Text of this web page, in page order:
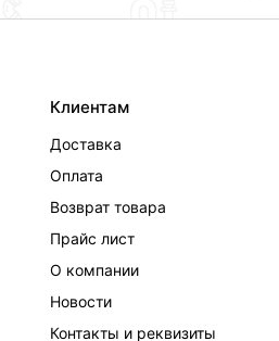
Клиентам
Доставка
Оплата
Возврат товара
Прайс лист
О компании
Новости
Контакты и реквизиты